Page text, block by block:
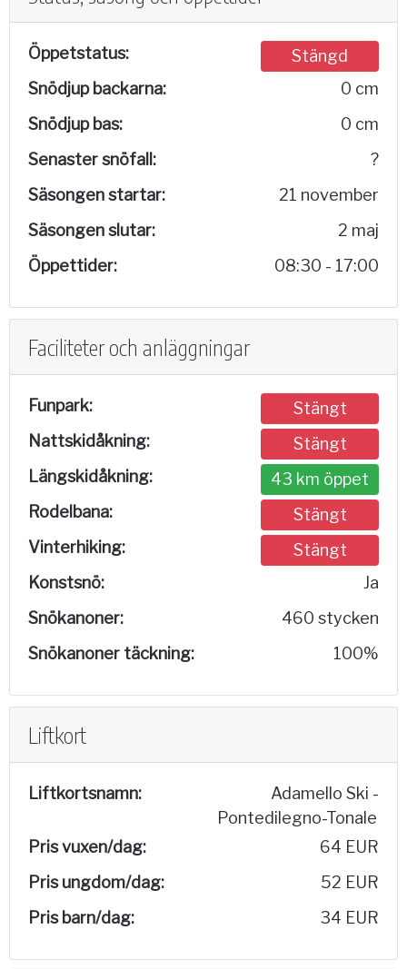
Öppetstatus:
Stängd
Snödjup backarna:
0 cm
Snödjup bas:
0 cm
Senaster snöfall:
?
Säsongen startar:
21 november
Säsongen slutar:
2 maj
Öppettider:
08:30 - 17:00
Faciliteter och anläggningar
Funpark:
Stängt
Nattskidåkning:
Stängt
Längskidåkning:
43 km öppet
Rodelbana:
Stängt
Vinterhiking:
Stängt
Konstsnö:
Ja
Snökanoner:
460 stycken
Snökanoner täckning:
100%
Liftkort
Liftkortsnamn:
Adamello Ski -
Pontedilegno-Tonale
Pris vuxen/dag:
64 EUR
Pris ungdom/dag:
52 EUR
Pris barn/dag:
34 EUR